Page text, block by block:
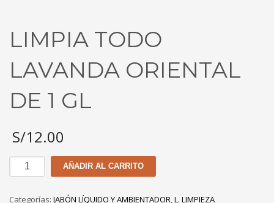
LIMPIA TODO
LAVANDA ORIENTAL
DE 1 GL
S/12.00
LIMPIA
TODO
AÑADIR AL CARRITO
Categorías: JABÓN LÍQUIDO Y AMBIENTADOR,L. LIMPIEZA